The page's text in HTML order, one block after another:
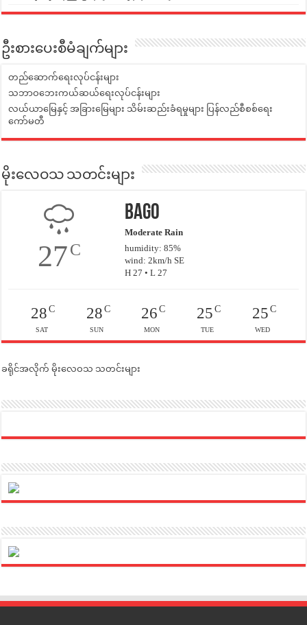
ဦးစားပေးစီမံချက်များ
တည်ဆောက်ရေးလုပ်ငန်းများ
သဘာဝဘေးကယ်ဆယ်ရေးလုပ်ငန်းများ
လယ်ယာမြေနှင့် အခြားမြေများ သိမ်းဆည်းခံရမှုများ ပြန်လည်စီစစ်ရေး
ကော်မတီ
မိုးလေဝသ သတင်းများ
27C
Bago
Moderate Rain
humidity: 85%
wind: 2km/h SE
H 27 • L 27
28C
SAT
28C
SUN
26 C
MON
25C
TUE
25C
WED
ခရိုင်အလိုက် မိုးလေဝသ သတင်းများ